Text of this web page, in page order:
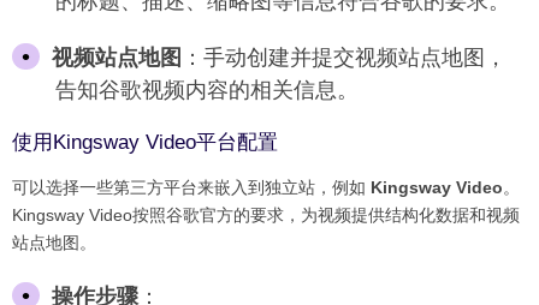
视频站点地图 ：手动创建并提交视频站点地图，
告知谷歌视频内容的相关信息。
使用Kingsway Video平台配置
可以选择一些第三方平台来嵌入到独立站，例如 Kingsway Video。
Kingsway Video按照谷歌官方的要求，为视频提供结构化数据和视频
站点地图。
操作步骤：